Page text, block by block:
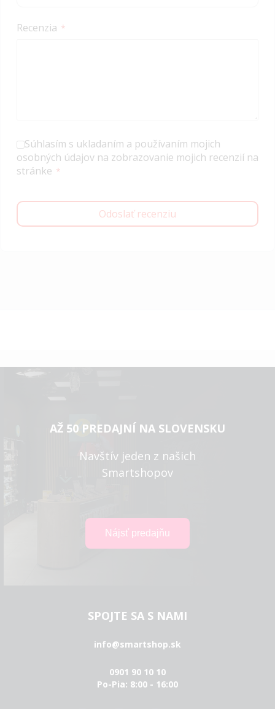
Recenzia
Súhlasím s ukladaním a používaním mojich
osobných údajov na zobrazovanie mojich recenzií na
stránke
Odoslať recenziu
AŽ 50 PREDAJNÍ NA SLOVENSKU
Navštív jeden z našich
Smartshopov
SPOJTE SA S NAMI
info@smartshop.sk
0901 90 10 10
Po-Pia: 8:00 - 16:00